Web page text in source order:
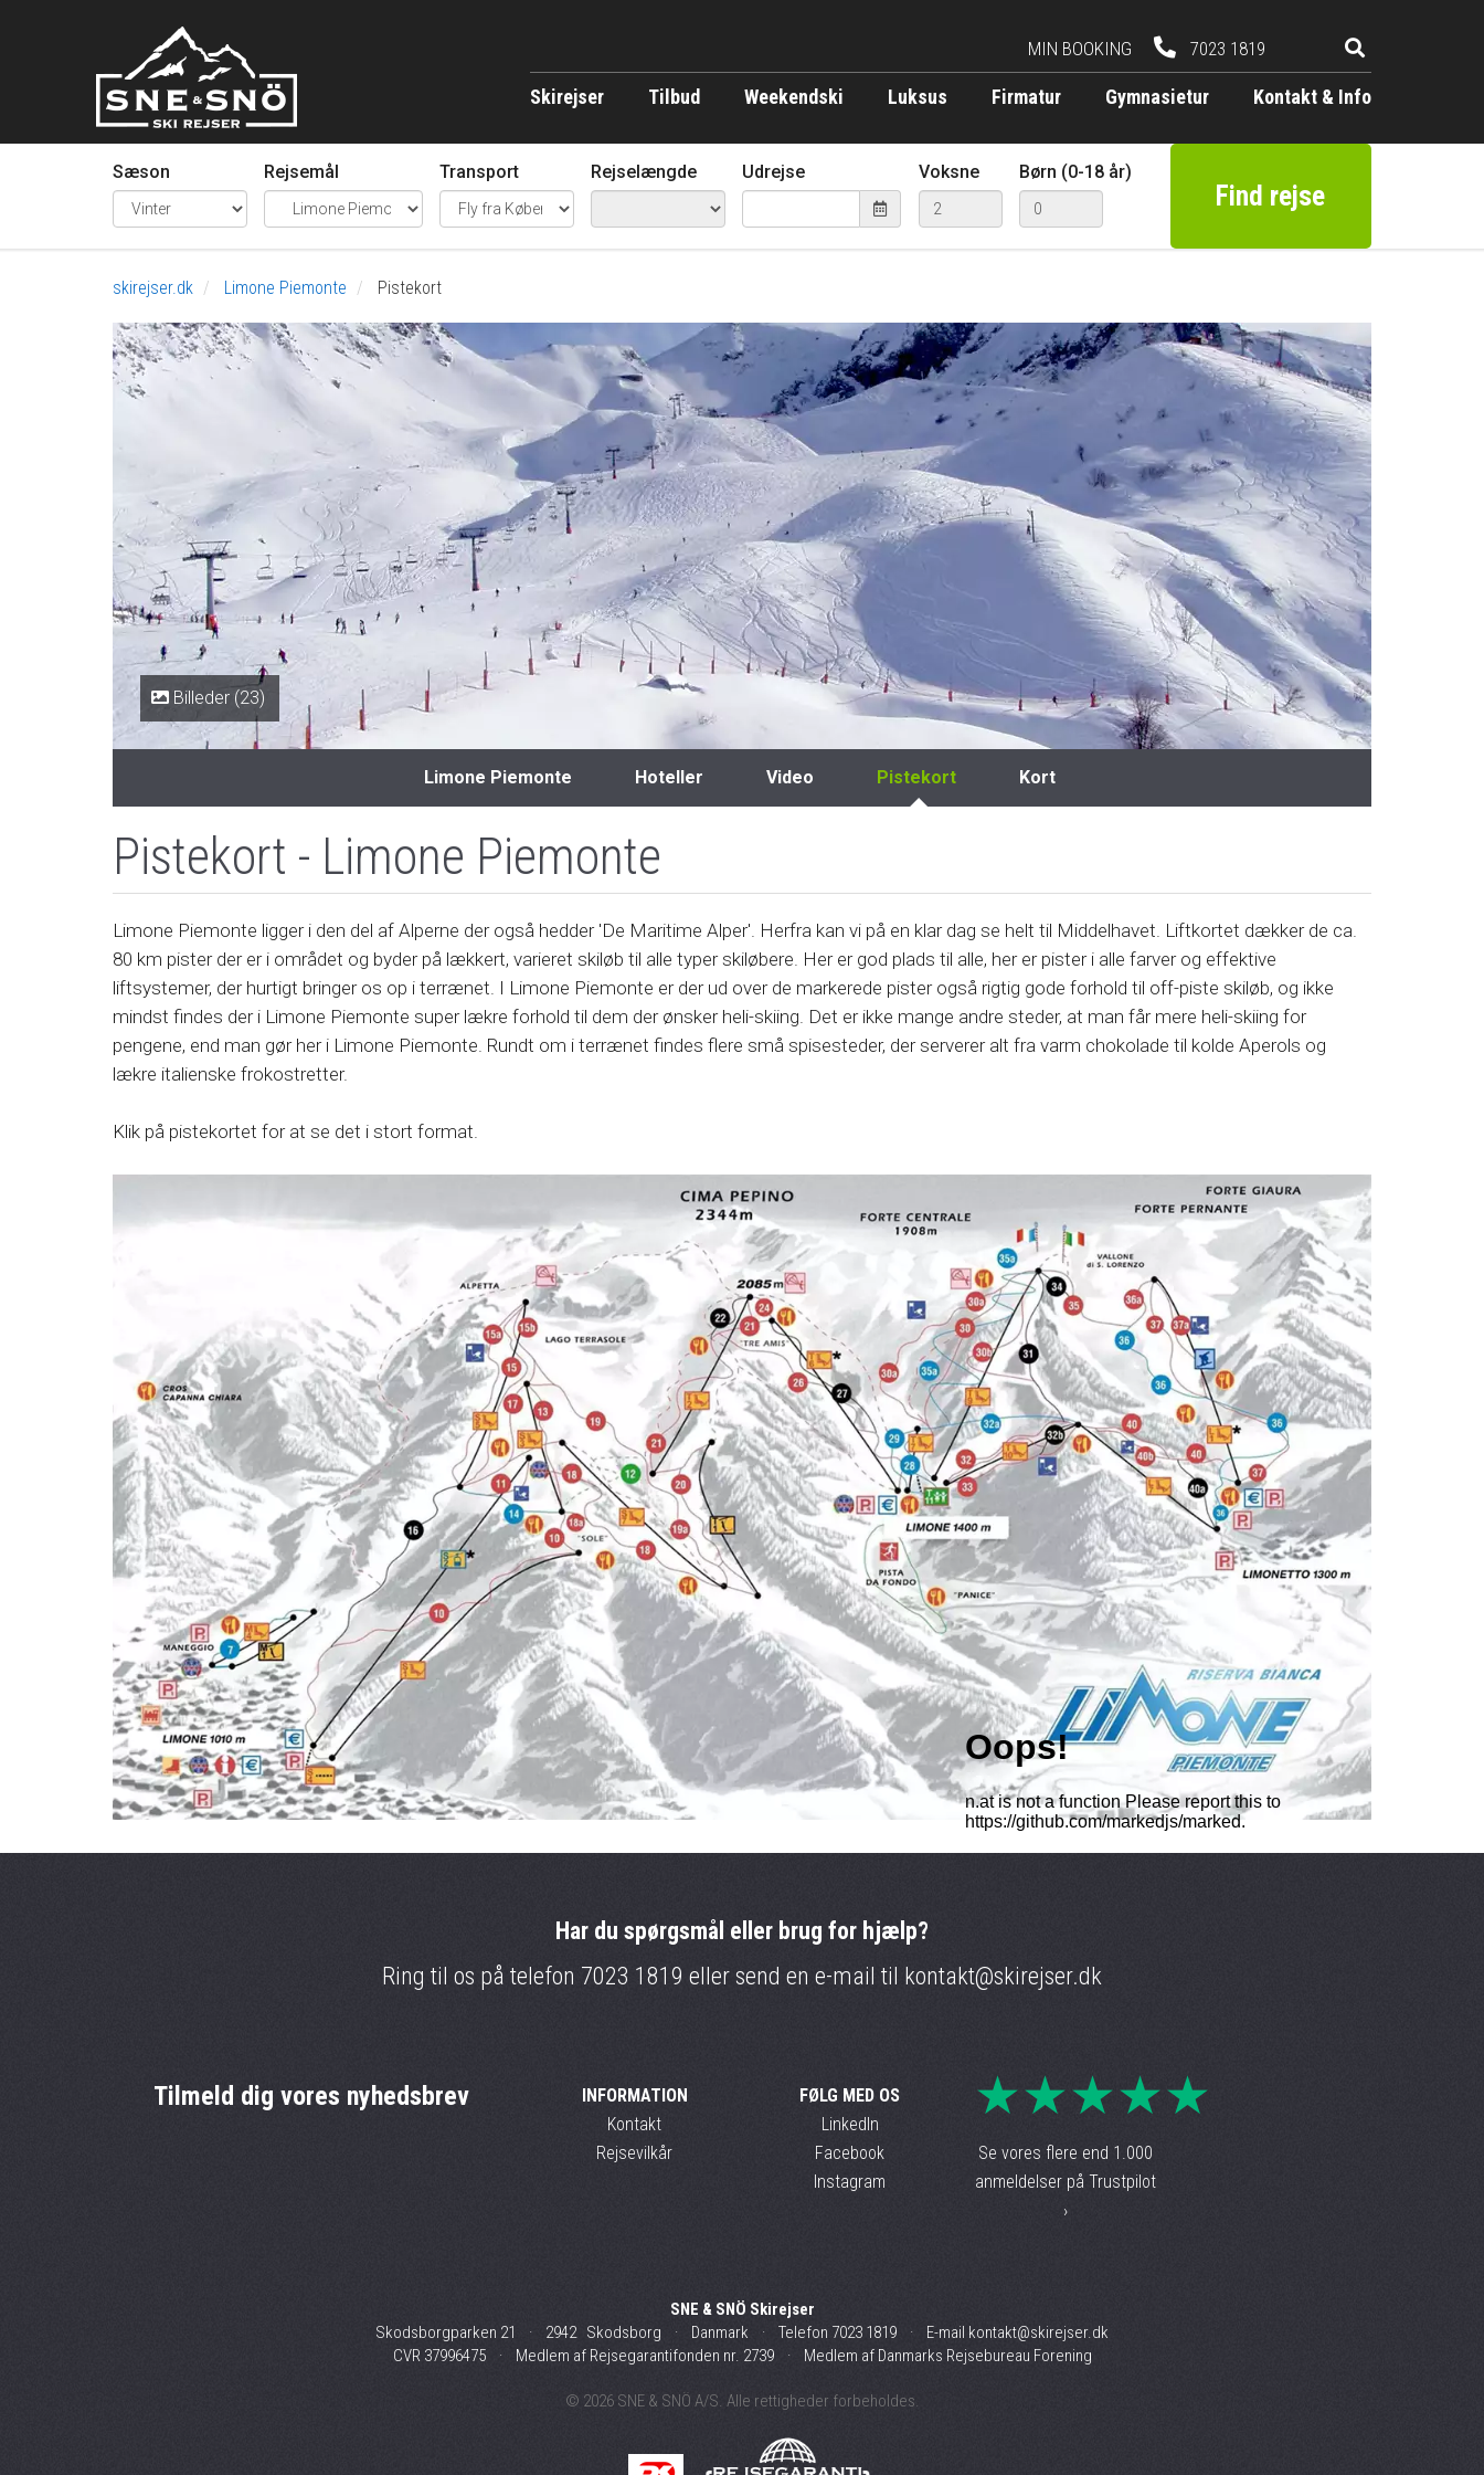
Skirejser Tilbud Weekendski Luksus Firmatur Gymnasietur Kontakt & Info
MIN BOOKING 7023 1819
Find rejse
Sæson Rejsemål Transport Rejselængde Udrejse Voksne Børn (0-18 år)
skirejser.dk Limone Piemonte Pistekort
Billeder (23)
Limone Piemonte Hoteller Video Pistekort Kort
Pistekort - Limone Piemonte
Limone Piemonte ligger i den del af Alperne der også hedder 'De Maritime Alper'. Herfra kan vi på en klar dag se helt til Middelhavet. Liftkortet dækker de ca.
80 km pister der er i området og byder på lækkert, varieret skiløb til alle typer skiløbere. Her er god plads til alle, her er pister i alle farver og effektive
liftsystemer, der hurtigt bringer os op i terrænet. I Limone Piemonte er der ud over de markerede pister også rigtig gode forhold til off-piste skiløb, og ikke
mindst findes der i Limone Piemonte super lækre forhold til dem der ønsker heli-skiing. Det er ikke mange andre steder, at man får mere heli-skiing for
pengene, end man gør her i Limone Piemonte. Rundt om i terrænet findes flere små spisesteder, der serverer alt fra varm chokolade til kolde Aperols og
lækre italienske frokostretter.
Klik på pistekortet for at se det i stort format.
Har du spørgsmål eller brug for hjælp?
Ring til os på telefon 7023 1819 eller send en e-mail til kontakt@skirejser.dk
Tilmeld dig vores nyhedsbrev
INFORMATION
Kontakt
Rejsevilkår
FØLG MED OS
LinkedIn
Facebook
Instagram
★★★★★
Se vores flere end 1.000
anmeldelser på Trustpilot
›
SNE & SNÖ Skirejser
Skodsborgparken 21 · 2942 Skodsborg · Danmark · Telefon 7023 1819 · E-mail kontakt@skirejser.dk
CVR 37996475 · Medlem af Rejsegarantifonden nr. 2739· Medlem af Danmarks Rejsebureau Forening
© 2026 SNE & SNÖ A/S. Alle rettigheder forbeholdes.